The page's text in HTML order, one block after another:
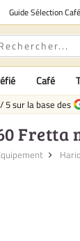
Guide Sélection Café
Café
/5sur la base des
Fretta
Hario